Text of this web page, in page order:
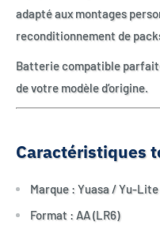
adapté aux montages
reconditionnement de
Batterie compatible
de votre modèle d’origine.
Caractéristiques
Marque : Yuasa / Yu-Lite
Format : AA (LR6)